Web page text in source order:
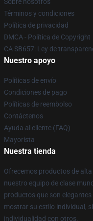
Términos y condiciones
Política de privacidad
DMCA - Política de Copyright
CA SB657: Ley de
Nuestro apoyo
Políticas de envío
Condiciones de pago
Políticas de reembolso
Contáctenos
Ayuda al cliente (FAQ)
Mayorista
Nuestra tienda
Ofrecemos productos de
nuestro equipo de clase
productos que son
mostrar su estilo individual,
individualidad con otros.